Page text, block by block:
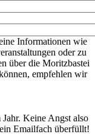
Informationen wie
oder zu
über die Moritzbastei
empfehlen wir
Keine Angst also
Emailfach überfüllt!